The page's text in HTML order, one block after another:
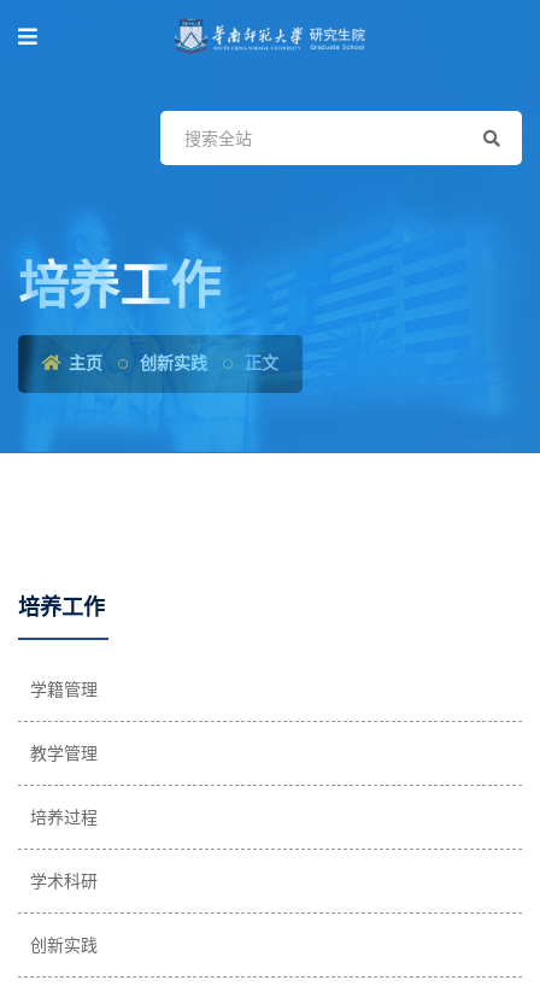
培养工作
主页 创新实践 正文
培养工作
学籍管理
教学管理
培养过程
学术科研
创新实践